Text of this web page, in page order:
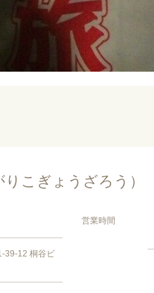
こぎょうざろう）
39-12 桐谷ビ
営業時間